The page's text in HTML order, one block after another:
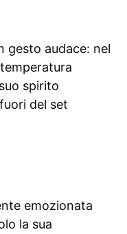
gesto audace: nel
spirito
del set
emozionata
la sua